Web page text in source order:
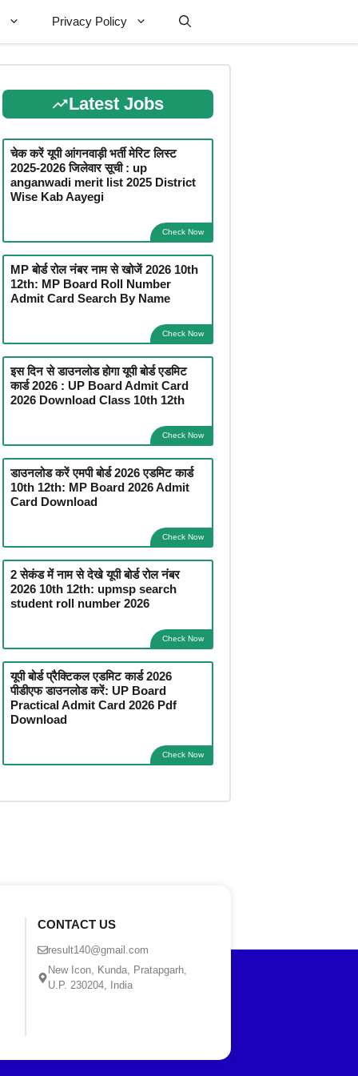
Privacy Policy
Latest Jobs
चेक करें यूपी आंगनवाड़ी भर्ती मेरिट लिस्ट
2025-2026 जिलेवार सूची : up
anganwadi merit list 2025 District
Wise Kab Aayegi
Check Now
MP बोर्ड रोल नंबर नाम से खोजें 2026 10th
12th: MP Board Roll Number
Admit Card Search By Name
Check Now
इस दिन से डाउनलोड होगा यूपी बोर्ड एडमिट
कार्ड 2026 : UP Board Admit Card
2026 Download Class 10th 12th
Check Now
डाउनलोड करें एमपी बोर्ड 2026 एडमिट कार्ड
10th 12th: MP Board 2026 Admit
Card Download
Check Now
2 सेकंड में नाम से देखे यूपी बोर्ड रोल नंबर
2026 10th 12th: upmsp search
student roll number 2026
Check Now
यूपी बोर्ड प्रैक्टिकल एडमिट कार्ड 2026
पीडीएफ डाउनलोड करें: UP Board
Practical Admit Card 2026 Pdf
Download
Check Now
CONTACT US
result140@gmail.com
New Icon, Kunda, Pratapgarh,
U.P. 230204, India